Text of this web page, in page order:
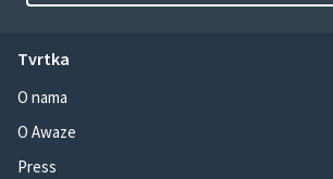
Tvrtka
O nama
O Awaze
Press